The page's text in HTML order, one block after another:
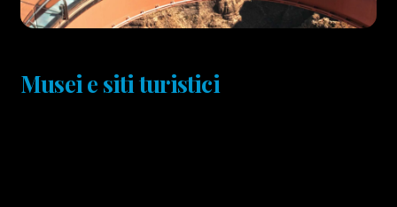
Musei e siti turistici